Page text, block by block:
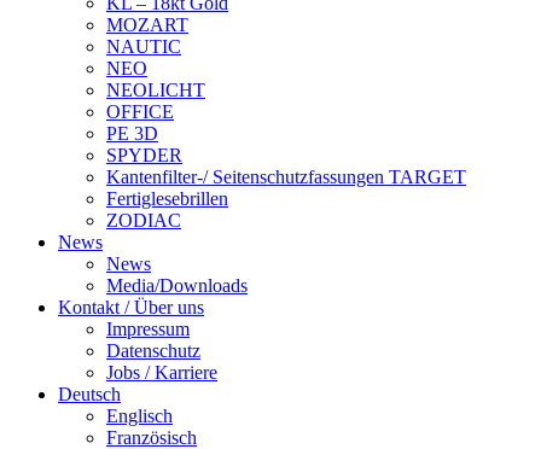
MOZART
NAUTIC
NEO
NEOLICHT
OFFICE
PE 3D
SPYDER
Kantenfilter-/ Seitenschutzfassungen TARGET
Fertiglesebrillen
ZODIAC
News
News
Media/Downloads
Kontakt / Über uns
Impressum
Datenschutz
Jobs / Karriere
Deutsch
Englisch
Französisch